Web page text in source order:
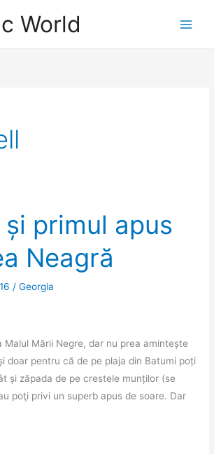
World
și primul apus
Neagră
/Georgia
Malul Mării Negre, dar nu prea amintește
doar pentru că de pe plaja din Batumi poți
și zăpada de pe crestele munților (se
poţi privi un superb apus de soare. Dar